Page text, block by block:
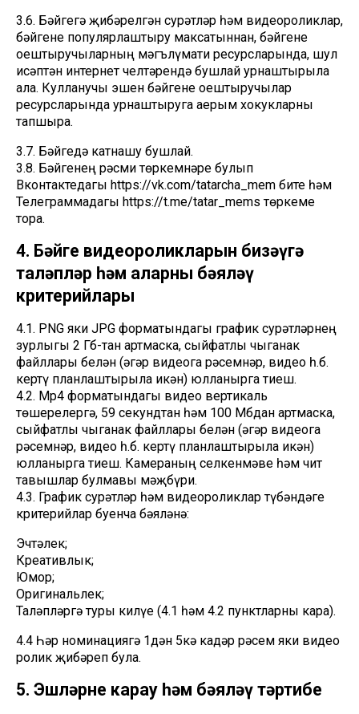
3.6. Бәйгегә җибәрелгән сурәтләр һәм видеороликлар,
бәйгене популярлаштыру максатыннан, бәйгене
оештыручыларның мәгълүмати ресурсларында, шул
исәптән интернет челтәрендә бушлай урнаштырыла
ала. Кулланучы эшен бәйгене оештыручылар
ресурсларында урнаштыруга аерым хокукларны
тапшыра.
3.7. Бәйгедә катнашу бушлай.
3.8. Бәйгенең рәсми төркемнәре булып
Вконтактедагы https://vk.com/tatarcha_mem бите һәм
Телеграммадагы https://t.me/tatar_mems төркеме
тора.
4. Бәйге видеороликларын бизәүгә
таләпләр һәм аларны бәяләү
критерийлары
4.1. PNG яки JPG форматындагы график сурәтләрнең
зурлыгы 2 Гб-тан артмаска, сыйфатлы чыганак
файллары белән (әгәр видеога рәсемнәр, видео һ.б.
кертү планлаштырыла икән) юлланырга тиеш.
4.2. Mp4 форматындагы видео вертикаль
төшерелергә, 59 секундтан һәм 100 Мбдан артмаска,
сыйфатлы чыганак файллары белән (әгәр видеога
рәсемнәр, видео һ.б. кертү планлаштырыла икән)
юлланырга тиеш. Камераның селкенмәве һәм чит
тавышлар булмавы мәҗбүри.
4.3. График сурәтләр һәм видеороликлар түбәндәге
критерийлар буенча бәяләнә:
Эчтәлек;
Креативлык;
Юмор;
Оригинальлек;
Таләпләргә туры килүе (4.1 һәм 4.2 пунктларны кара).
4.4 Һәр номинациягә 1дән 5кә кадәр рәсем яки видео
ролик җибәреп була.
5. Эшләрне карау һәм бәяләү тәртибе